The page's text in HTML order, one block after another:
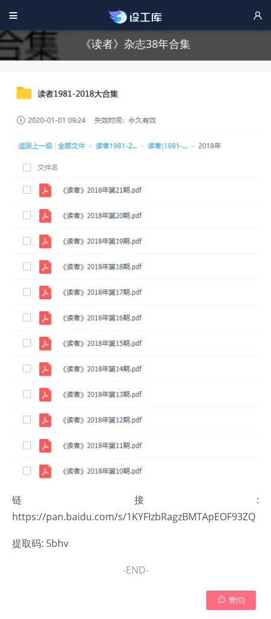
 
《读者》杂志38年合集
链接:
https://pan.baidu.com/s/1KYFIzbRagzBMTApEOF93ZQ
提取码: 5bhv
-END-
 赞(0)